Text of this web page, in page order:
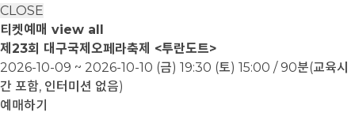
CLOSE
티켓예매 view all
제23회 대구국제오페라축제 <투란도트>
2026-10-09 ~ 2026-10-10 (금) 19:30 (토) 15:00 / 90분(교육시
간 포함, 인터미션 없음)
예매하기